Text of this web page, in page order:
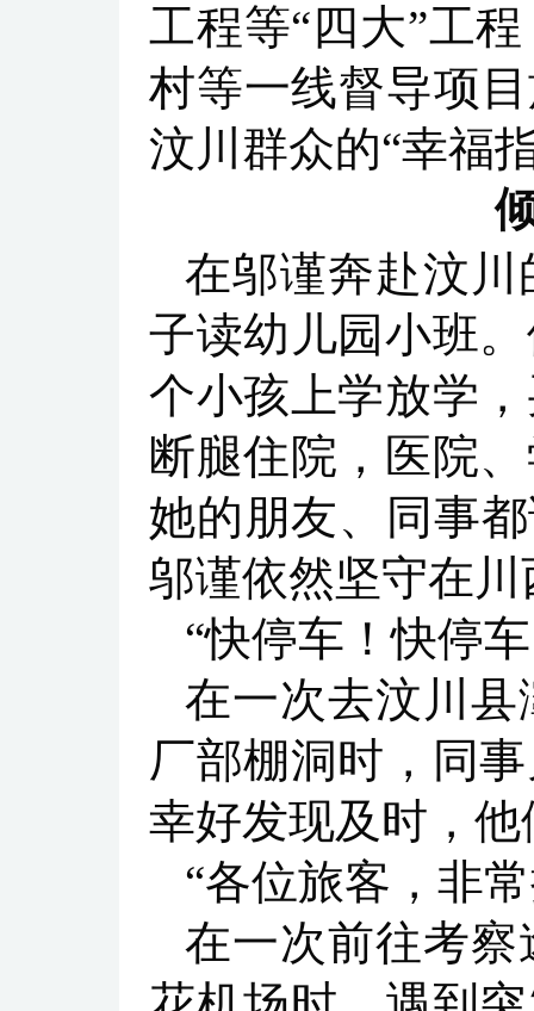
工程等“四大”工
村等一线督导项
汶川群众的“幸福
在邬谨奔赴汶
子读幼儿园小班
个小孩上学放学
断腿住院，医院
她的朋友、同事
邬谨依然坚守在
“快停车！快停
在一次去汶川
厂部棚洞时，同
幸好发现及时，
“各位旅客，非
在一次前往考